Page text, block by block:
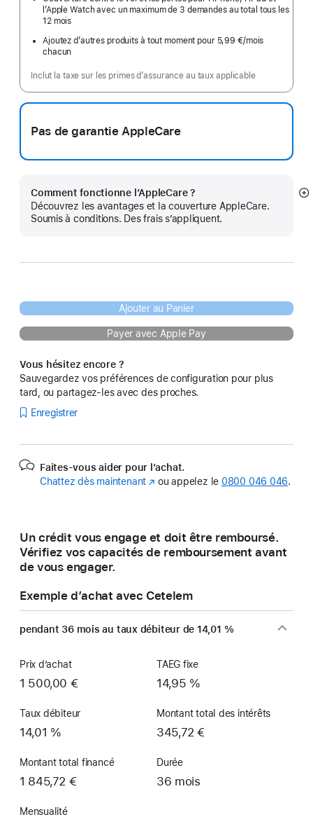
l’Apple Watch avec un maximum de 3 demandes au total tous les
12 mois
Ajoutez d’autres produits à tout moment pour 5,99 €/mois
chacun
Inclut la taxe sur les primes d’assurance au taux applicable
Pas de garantie AppleCare
Comment fonctionne l’AppleCare ?
Découvrez les avantages et la couverture AppleCare.
Soumis à conditions. Des frais s’appliquent.
Ajouter au Panier
Payer avec Apple Pay
Vous hésitez encore ?
Sauvegardez vos préférences de configuration pour plus
tard, ou partagez-les avec des proches.
Enregistrer
Faites-vous aider pour l’achat.
Chattez dès maintenant (s’ouvre
fenêtre)
ou appelez le 0800 046 046.
Un crédit vous engage et doit être remboursé.
Vérifiez vos capacités de remboursement avant
de vous engager.
Exemple d’achat avec Cetelem
pendant 36 mois au taux débiteur de 14,01 %
Prix d’achat
1 500,00 €
TAEG fixe
14,95 %
Taux débiteur
14,01 %
Montant total des intérêts
345,72 €
Montant total financé
1 845,72 €
Durée
36 mois
Mensualité